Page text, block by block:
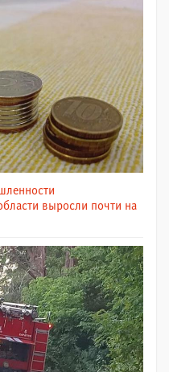
выросли почти на